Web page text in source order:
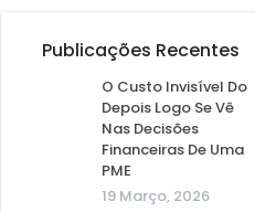
Publicações Recentes
O Custo Invisível Do
Depois Logo Se Vê
Nas Decisões
Financeiras De Uma
PME
19 Março, 2026